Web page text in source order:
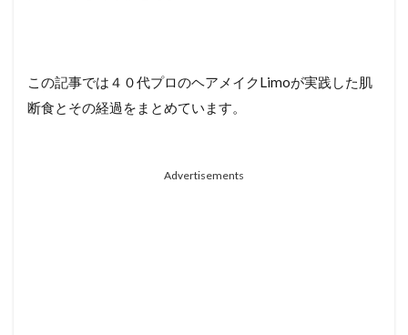
この記事では４０代プロのヘアメイクLimoが実践した肌
断食とその経過をまとめています。
Advertisements